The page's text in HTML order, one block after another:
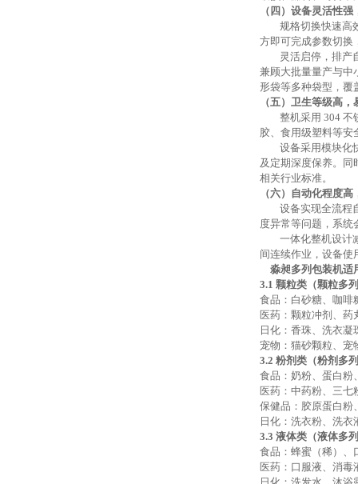
（四）设备灵活性
规格切换快速高
方即可完成参数切换
灵活启停，排产
兼顾大批量量产与中
形袋等多种袋型，覆
（五）卫生等级高
整机采用 304 不
胶、食用级塑料等安
设备采用模块化
及定期深度保养。同
相关行业标准。
（六）自动化程度
设备实现全流程
度异常等问题，系统
一体化整机设计
间连续作业，设备使
淼昶多列包装机适
3.1 颗粒类（颗粒多
食品：白砂糖、咖啡
医药：颗粒冲剂、药
日化：香珠、洗衣凝
宠物：猫砂颗粒、宠
3.2 粉剂类（粉剂多
食品：奶粉、蛋白粉
医药：中药粉、三七
保健品：胶原蛋白粉
日化：洗衣粉、洗
3.3 液体类（液体多
食品：蜂蜜（稀）、
医药：口服液、消毒